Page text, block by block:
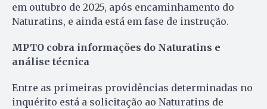
em outubro de 2025, após encaminhamento do
Naturatins, e ainda está em fase de instrução.
MPTO cobra informações do Naturatins e
análise técnica
Entre as primeiras providências determinadas no
inquérito está a solicitação ao Naturatins de